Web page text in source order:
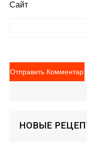
Сайт
НОВЫЕ